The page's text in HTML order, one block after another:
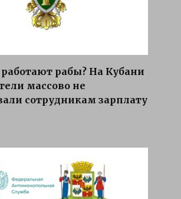
рабы? На Кубани
массово не
сотрудникам зарплату